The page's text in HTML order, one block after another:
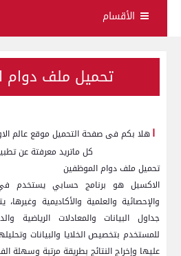
الأقسام
تحميل ملف دوام
اهلا بكم فى صفحة التحميل موقع عالم
كل ماتريد معرفتة عن
تحميل ملف دوام الموظفين
الاكسيل هو برنامج حسابي يستخدم في
والإحصائية والعلمية والأكاديمية
جداول البيانات والمعادلات الرياضية
للمستخدم بتخصيص الخلايا والبيانات
عليها وإخراج النتائج بطريقة مرتبة وسهلة